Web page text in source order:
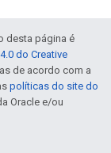
desta página é
do Creative
de acordo com a
políticas do site do
Oracle e/ou